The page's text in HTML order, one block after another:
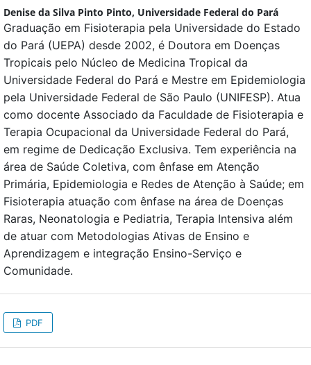
Denise da Silva Pinto Pinto, Universidade Federal do Pará
Graduação em Fisioterapia pela Universidade do Estado
do Pará (UEPA) desde 2002, é Doutora em Doenças
Tropicais pelo Núcleo de Medicina Tropical da
Universidade Federal do Pará e Mestre em Epidemiologia
pela Universidade Federal de São Paulo (UNIFESP). Atua
como docente Associado da Faculdade de Fisioterapia e
Terapia Ocupacional da Universidade Federal do Pará,
em regime de Dedicação Exclusiva. Tem experiência na
área de Saúde Coletiva, com ênfase em Atenção
Primária, Epidemiologia e Redes de Atenção à Saúde; em
Fisioterapia atuação com ênfase na área de Doenças
Raras, Neonatologia e Pediatria, Terapia Intensiva além
de atuar com Metodologias Ativas de Ensino e
Aprendizagem e integração Ensino-Serviço e
Comunidade.
PDF